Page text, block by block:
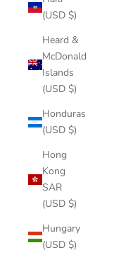
(USD $)
Heard &
McDonald
Islands
(USD $)
Honduras
(USD $)
Hong
Kong
SAR
(USD $)
Hungary
(USD $)